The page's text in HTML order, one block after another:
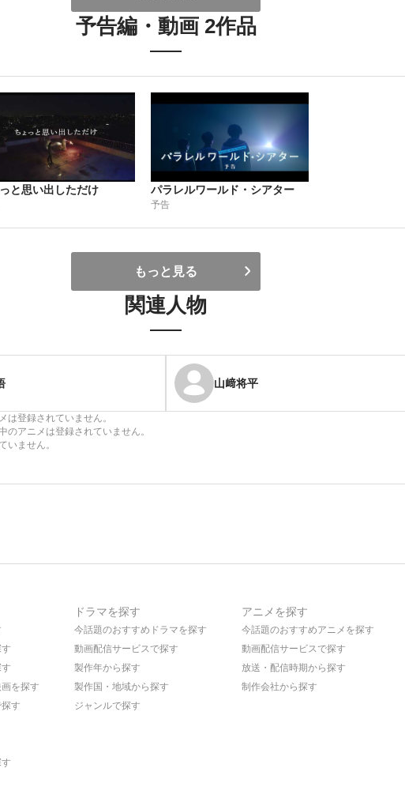
予告編・動画 2作品
と思い出しただけ パラレルワールド・シアター
予告
もっと見る
関連人物
山﨑将平
は登録されていません。
のアニメは登録されていません。
いません。
を探す
す
ドラマを探す
今話題のおすすめドラマを探す
動画配信サービスで探す
製作年から探す
製作国・地域から探す
ジャンルで探す
アニメを探す
今話題のおすすめアニメを探す
動画配信サービスで探す
放送・配信時期から探す
制作会社から探す